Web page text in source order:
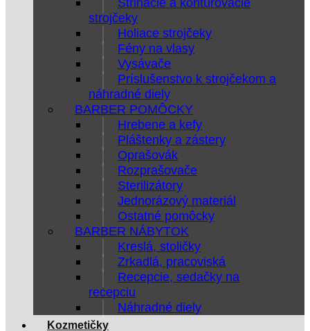
strojčeky
Holiace strojčeky
Fény na vlasy
Vysávače
Príslušenstvo k strojčekom a
náhradné diely
BARBER POMÔCKY
Hrebene a kefy
Pláštenky a zástery
Oprašovák
Rozprašovače
Sterilizátory
Jednorázový materiál
Ostatné pomôcky
BARBER NÁBYTOK
Kreslá, stoličky
Zrkadlá, pracoviská
Recepcie, sedačky na
recepciu
Náhradné diely
Kozmetičky